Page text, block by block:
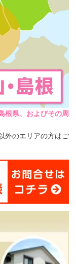
根県、およびその周
外のエリアの方はご